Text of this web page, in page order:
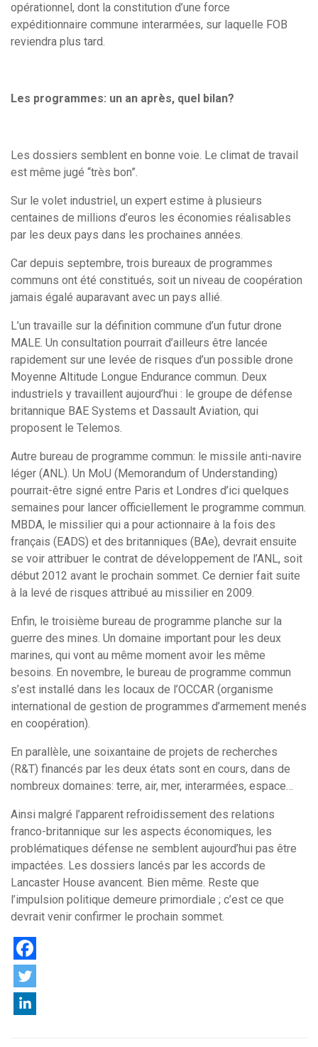
opérationnel, dont la constitution d’une force
expéditionnaire commune interarmées, sur laquelle FOB
reviendra plus tard.
Les programmes: un an après, quel bilan?
Les dossiers semblent en bonne voie. Le climat de travail
est même jugé “très bon”.
Sur le volet industriel, un expert estime à plusieurs
centaines de millions d’euros les économies réalisables
par les deux pays dans les prochaines années.
Car depuis septembre, trois bureaux de programmes
communs ont été constitués, soit un niveau de coopération
jamais égalé auparavant avec un pays allié.
L’un travaille sur la définition commune d’un futur drone
MALE. Un consultation pourrait d’ailleurs être lancée
rapidement sur une levée de risques d’un possible drone
Moyenne Altitude Longue Endurance commun. Deux
industriels y travaillent aujourd’hui : le groupe de défense
britannique BAE Systems et Dassault Aviation, qui
proposent le Telemos.
Autre bureau de programme commun: le missile anti-navire
léger (ANL). Un MoU (Memorandum of Understanding)
pourrait-être signé entre Paris et Londres d’ici quelques
semaines pour lancer officiellement le programme commun.
MBDA, le missilier qui a pour actionnaire à la fois des
français (EADS) et des britanniques (BAe), devrait ensuite
se voir attribuer le contrat de développement de l’ANL, soit
début 2012 avant le prochain sommet. Ce dernier fait suite
à la levé de risques attribué au missilier en 2009.
Enfin, le troisième bureau de programme planche sur la
guerre des mines. Un domaine important pour les deux
marines, qui vont au même moment avoir les même
besoins. En novembre, le bureau de programme commun
s’est installé dans les locaux de l’OCCAR (organisme
international de gestion de programmes d’armement menés
en coopération).
En parallèle, une soixantaine de projets de recherches
(R&T) financés par les deux états sont en cours, dans de
nombreux domaines: terre, air, mer, interarmées, espace…
Ainsi malgré l’apparent refroidissement des relations
franco-britannique sur les aspects économiques, les
problématiques défense ne semblent aujourd’hui pas être
impactées. Les dossiers lancés par les accords de
Lancaster House avancent. Bien même. Reste que
l’impulsion politique demeure primordiale ; c’est ce que
devrait venir confirmer le prochain sommet.